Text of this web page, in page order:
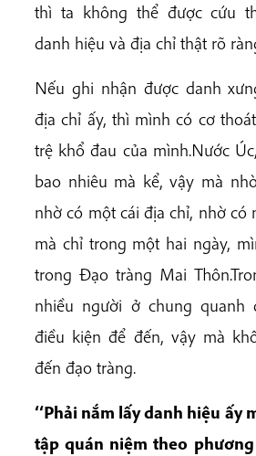
thì ta không thể được cứu
danh hiệu và địa chỉ thật rõ
Nếu ghi nhận được danh
địa chỉ ấy, thì mình có cơ
trệ khổ đau của mình.Nước
bao nhiêu mà kể, vậy mà
nhờ có một cái địa chỉ, nhờ có
mà chỉ trong một hai ngày,
trong Đạo tràng Mai
nhiều người ở chung quanh
điều kiện để đến, vậy mà
đến đạo tràng.
‘‘Phải nắm lấy danh hiệu ấy
tập quán niệm theo